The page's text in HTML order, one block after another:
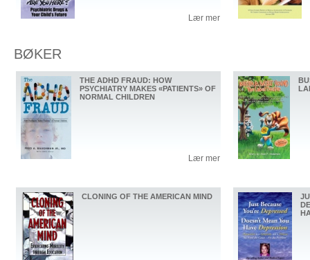
Lær mer
BØKER
THE ADHD FRAUD: HOW
PSYCHIATRY MAKES «PATIENTS» OF
NORMAL CHILDREN
Lær mer
CLONING OF THE AMERICAN MIND